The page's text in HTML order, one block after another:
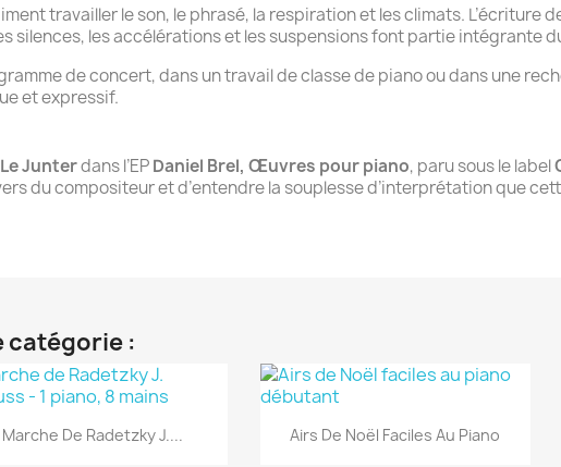
travailler le son, le phrasé, la respiration et les climats. L’écriture
silences, les accélérations et les suspensions font partie intégrante
de concert, dans un travail de classe de piano ou dans une
et expressif.
Junterdans l’EPDaniel Brel, Œuvres pour piano, paru sous le label
du compositeur et d’entendre la souplesse d’interprétation que
catégorie :
Aperçu rapide
Marche De Radetzky J.... Aperçu rapide
Airs De Noël Faciles Au Piano